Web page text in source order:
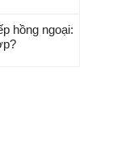
hồng ngoại: